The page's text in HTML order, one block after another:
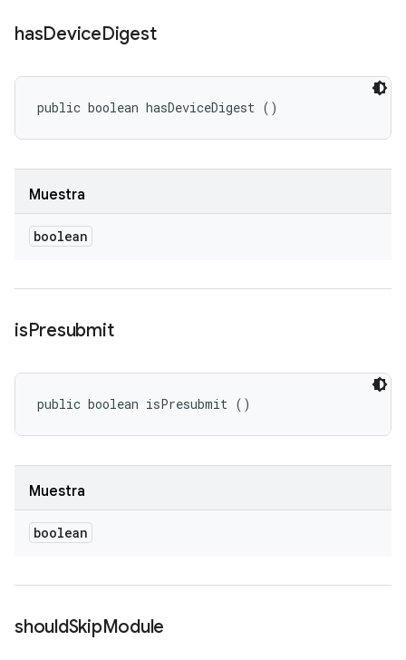
hasDeviceDigest
public boolean hasDeviceDigest ()
Muestra
boolean
isPresubmit
public boolean isPresubmit ()
Muestra
boolean
shouldSkipModule